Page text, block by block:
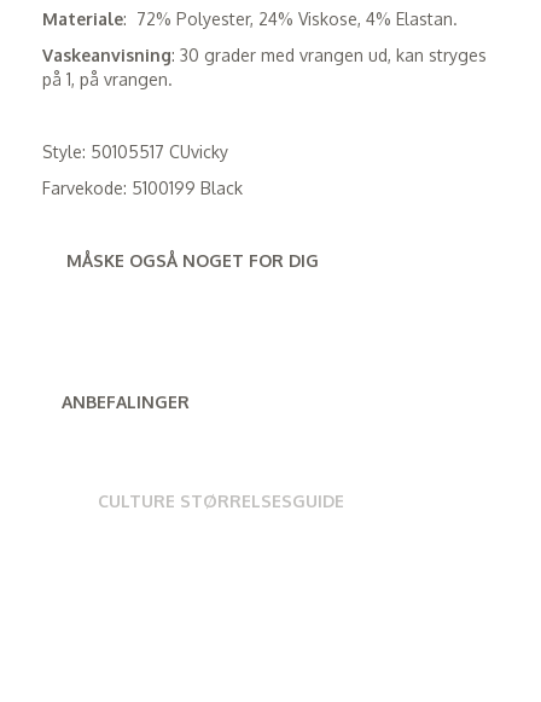
Materiale: 72% Polyester, 24% Viskose, 4% Elastan.
Vaskeanvisning: 30 grader med vrangen ud, kan stryges
på 1, på vrangen.
Style: 50105517 CUvicky
Farvekode: 5100199 Black
MÅSKE OGSÅ NOGET FOR DIG
ANBEFALINGER
CULTURE STØRRELSESGUIDE